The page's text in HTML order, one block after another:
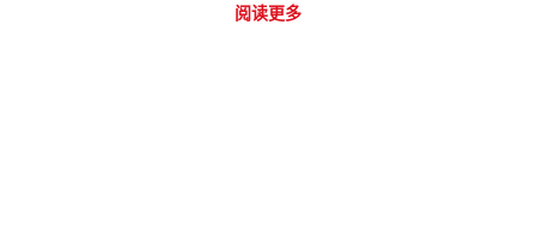
阅读更多